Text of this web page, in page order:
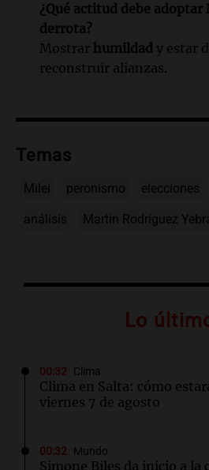
¿Qué actitud debe
derrota?
Mostrar humildad y estar
reconstruir alianzas.
Temas
Milei peronismo elecciones
análisis Martín Rodríguez
Lo
00:32 Clima
Clima en Salta: cómo
viernes 7 de agosto
00:32 Mundo
Simone Biles da inicio a la